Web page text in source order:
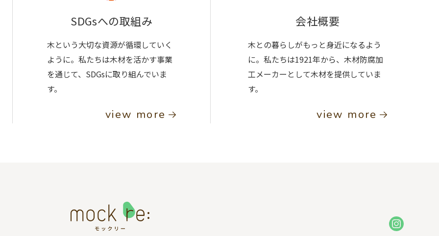
SDGsへの取組み
木という大切な資源が循環していく
ように。私たちは木材を活かす事業
を通じて、SDGsに取り組んでいま
す。
view more
会社概要
木との暮らしがもっと身近になるよう
に。私たちは1921年から、木材防腐加
工メーカーとして木材を提供していま
す。
view more